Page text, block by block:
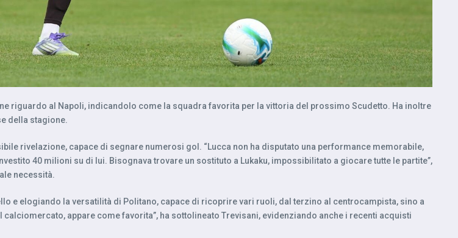
riguardo al Napoli, indicandolo come la squadra favorita per la vittoria del prossimo Scudetto. Ha inoltre
della stagione.
rivelazione, capace di segnare numerosi gol. “Lucca non ha disputato una performance memorabile,
40 milioni su di lui. Bisognava trovare un sostituto a Lukaku, impossibilitato a giocare tutte le partite”,
necessità.
e elogiando la versatilità di Politano, capace di ricoprire vari ruoli, dal terzino al centrocampista, sino a
appare come favorita”, ha sottolineato Trevisani, evidenziando anche i recenti acquisti